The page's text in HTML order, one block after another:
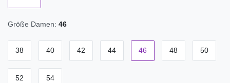
Größe Damen: 46
38 40 42 44 46 48 50
52 54